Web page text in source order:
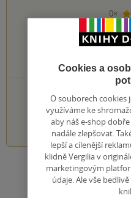
0×
0×
0×
PŘIDEJTE SVÉ
1 2 3
Zobrazit
Cookies a
O souborech cookies
využíváme ke
aby náš e-shop
nadále zlepšovat.
lepší a cílenější
klidně Vergilia v
marketingovým
údaje. Ale vše